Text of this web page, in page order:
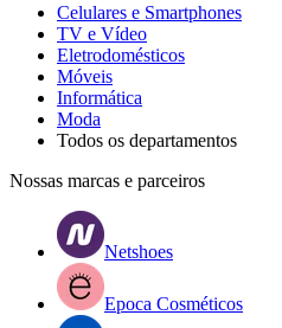
Celulares e Smartphones
TV e Vídeo
Eletrodomésticos
Móveis
Informática
Moda
Todos os departamentos
Nossas marcas e parceiros
Netshoes
Epoca Cosméticos